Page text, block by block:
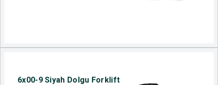
6x00-9 Siyah Dolgu Forklift